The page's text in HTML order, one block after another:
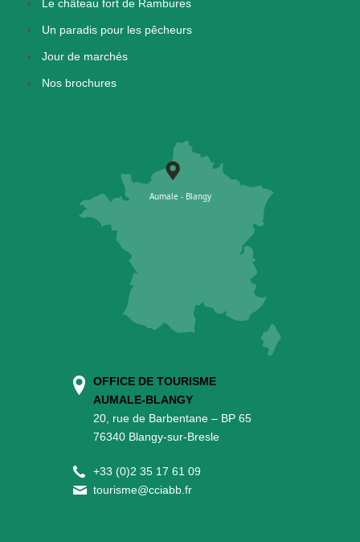
Le château fort de Rambures
Un paradis pour les pêcheurs
Jour de marchés
Nos brochures
OFFICE DE TOURISME
AUMALE-BLANGY
20, rue de Barbentane – BP 65
76340 Blangy-sur-Bresle
+33 (0)2 35 17 61 09
tourisme@cciabb.fr